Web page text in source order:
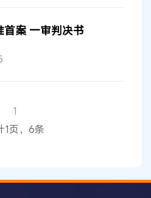
并收录于麒麟童公司
签署了《著作权
首案 一审判决书
1
1页，6条